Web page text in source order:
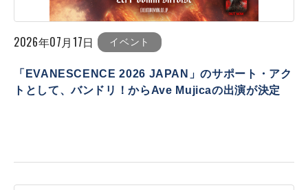
2026年07月17日 イベント
「EVANESCENCE 2026 JAPAN」のサポート・アク
トとして、バンドリ！からAve Mujicaの出演が決定